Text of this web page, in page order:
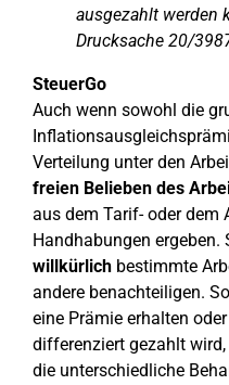
ausgezahlt werden
Drucksache 20/
SteuerGo
Auch wenn sowohl die
Verteilung unter den
freien Belieben des
aus dem Tarif- oder dem
Handhabungen ergeben.
willkürlich bestimmte
andere benachteiligen.
eine Prämie erhalten
differenziert gezahlt
die unterschiedliche